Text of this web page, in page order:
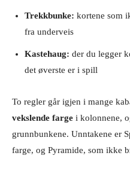
Trekkbunke: kortene som
fra underveis
Kastehaug: der du legger
det øverste er i spill
To regler går igjen i mange
vekslende farge i kolonnene,
grunnbunkene. Unntakene er
farge, og Pyramide, som ikke